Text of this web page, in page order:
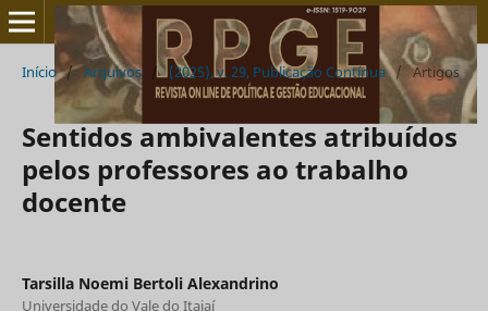
Início / Arquivos / (2025), v. 29, Publicação Contínua / Artigos
Sentidos ambivalentes atribuídos
pelos professores ao trabalho
docente
Tarsilla Noemi Bertoli Alexandrino
Universidade do Vale do Itajaí